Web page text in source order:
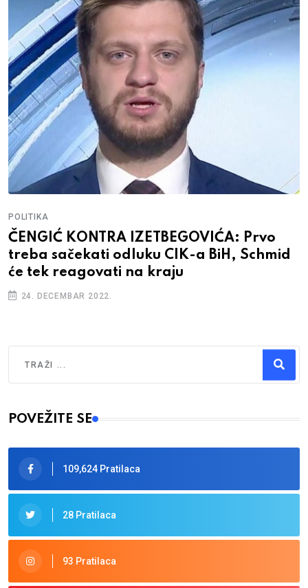
POLITIKA
ČENGIĆ KONTRA IZETBEGOVIĆA: Prvo
treba sačekati odluku CIK-a BiH, Schmid
će tek reagovati na kraju
24. DECEMBAR 2022.
Type 2 or more characters for results.
POVEŽITE SE
109,624 Pratilaca
28 Pratilaca
93 Pratilaca